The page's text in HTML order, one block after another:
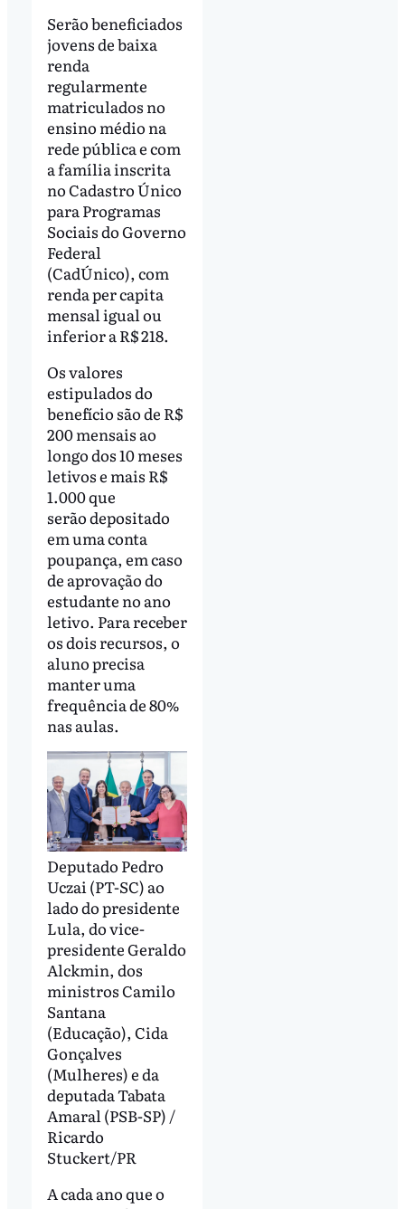
Serão beneficiados
jovens de baixa
renda
regularmente
matriculados no
ensino médio na
rede pública e com
a família inscrita
no Cadastro Único
para Programas
Sociais do Governo
Federal
(CadÚnico), com
renda per capita
mensal igual ou
inferior a R$ 218.
Os valores
estipulados do
benefício são de R$
200 mensais ao
longo dos 10 meses
letivos e mais R$
1.000 que
serão depositado
em uma conta
poupança, em caso
de aprovação do
estudante no ano
letivo. Para receber
os dois recursos, o
aluno precisa
manter uma
frequência de 80%
nas aulas.
Deputado Pedro
Uczai (PT-SC) ao
lado do presidente
Lula, do vice-
presidente Geraldo
Alckmin, dos
ministros Camilo
Santana
(Educação), Cida
Gonçalves
(Mulheres) e da
deputada Tabata
Amaral (PSB-SP) /
Ricardo
Stuckert/PR
A cada ano que o